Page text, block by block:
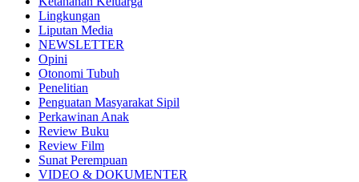
Lingkungan
Liputan Media
NEWSLETTER
Opini
Otonomi Tubuh
Penelitian
Penguatan Masyarakat Sipil
Perkawinan Anak
Review Buku
Review Film
Sunat Perempuan
VIDEO & DOKUMENTER